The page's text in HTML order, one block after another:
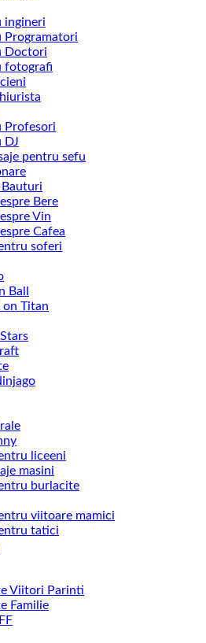
ingineri
Programatori
Doctori
fotografi
Profesori
DJ
pentru sefu
Bere
Vin
Cafea
soferi
Ball
on Titan
liceeni
masini
burlacite
viitoare mamici
tatici
Viitori Parinti
Familie